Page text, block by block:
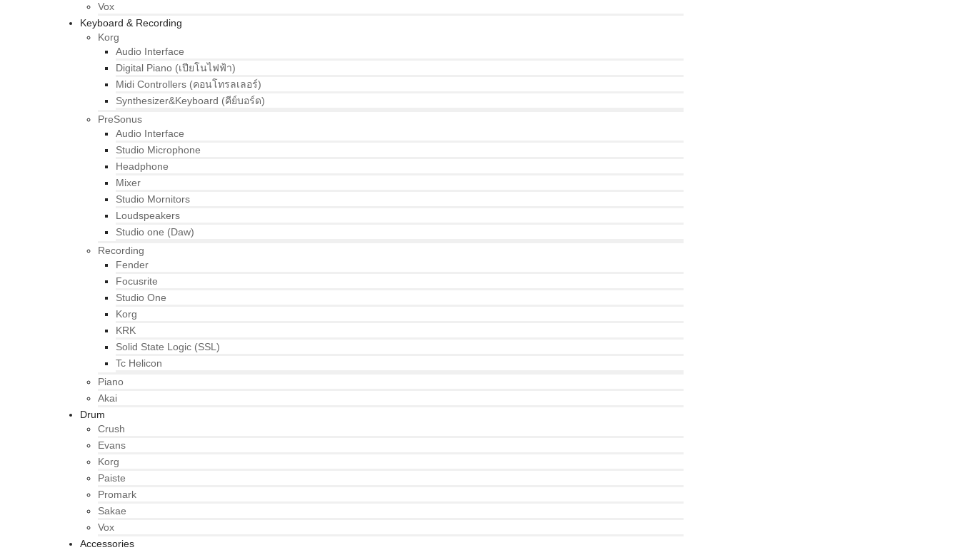
Vox
Keyboard & Recording
Korg
Audio Interface
Digital Piano (เปียโนไฟฟ้า)
Midi Controllers (คอนโทรลเลอร์)
Synthesizer&Keyboard (คีย์บอร์ด)
PreSonus
Audio Interface
Studio Microphone
Headphone
Mixer
Studio Mornitors
Loudspeakers
Studio one (Daw)
Recording
Fender
Focusrite
Studio One
Korg
KRK
Solid State Logic (SSL)
Tc Helicon
Piano
Akai
Drum
Crush
Evans
Korg
Paiste
Promark
Sakae
Vox
Accessories